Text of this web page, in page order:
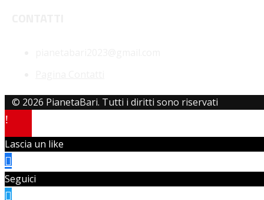
© 2026 PianetaBari. Tutti i diritti sono riservati
Lascia un like
Seguici